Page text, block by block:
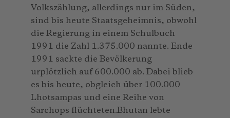
Volkszählung, allerdings nur im Süden,
sind bis heute Staatsgeheimnis, obwohl
die Regierung in einem Schulbuch
1991 die Zahl 1.375.000 nannte. Ende
1991 sackte die Bevölkerung
urplötzlich auf 600.000 ab. Dabei blieb
es bis heute, obgleich über 100.000
Lhotsampas und eine Reihe von
Sarchops flüchteten.Bhutan lebte